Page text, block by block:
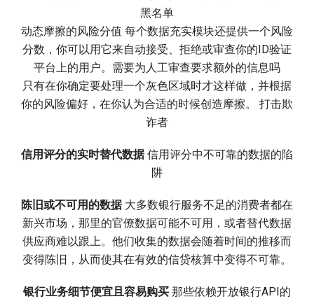
黑名单
动态摩擦的风险分值 每个数据充实模块还提供一个风险
分数，你可以用它来自动接受、拒绝或审查你的ID验证
平台上的用户。需要为人工审查要求额外的信息吗
只有在你确定要处理一个灰色区域时才这样做，并根据
你的风险偏好，在你认为合适的时候创造摩擦。 打击欺
诈者
信用评分的实时替代数据信用评分中不可靠的数据的陷
阱
陈旧或不可用的数据 大多数银行服务不足的消费者都在
新兴市场，那里的官僚数据可能不可用，或者替代数据
供应商难以跟上。他们收集的数据会随着时间的推移而
变得陈旧，从而使其在有效的信贷核算中变得不可靠。
银行业务细节便宜且容易购买 那些依赖开放银行API的